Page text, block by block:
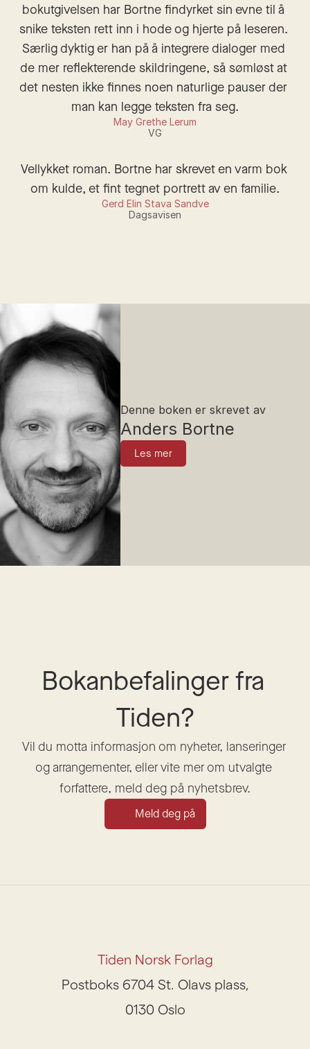
bokutgivelsen har Bortne findyrket sin evne til å
snike teksten rett inn i hode og hjerte på leseren.
Særlig dyktig er han på å integrere dialoger med
de mer reflekterende skildringene, så sømløst at
det nesten ikke finnes noen naturlige pauser der
man kan legge teksten fra seg.
May Grethe Lerum
VG
Vellykket roman. Bortne har skrevet en varm bok
om kulde, et fint tegnet portrett av en familie.
Gerd Elin Stava Sandve
Dagsavisen
Denne boken er skrevet av
Anders Bortne
Les mer
Bokanbefalinger fra
Tiden?
Vil du motta informasjon om nyheter, lanseringer
og arrangementer, eller vite mer om utvalgte
forfattere, meld deg på nyhetsbrev.
Meld deg på
Tiden Norsk Forlag
Postboks 6704 St. Olavs plass,
0130 Oslo